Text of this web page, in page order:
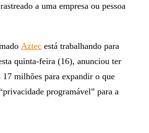
a uma empresa ou pessoa
Aztec está trabalhando para
quinta-feira (16), anunciou ter
17 milhões para expandir o que
programável” para a